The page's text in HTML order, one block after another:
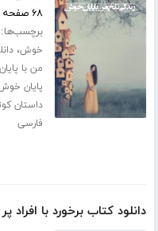
۶۸ صفحه
برچسب‌ها:
خوش،
من با
پایان
داستان
فارسی
دانلود کتاب برخورد با